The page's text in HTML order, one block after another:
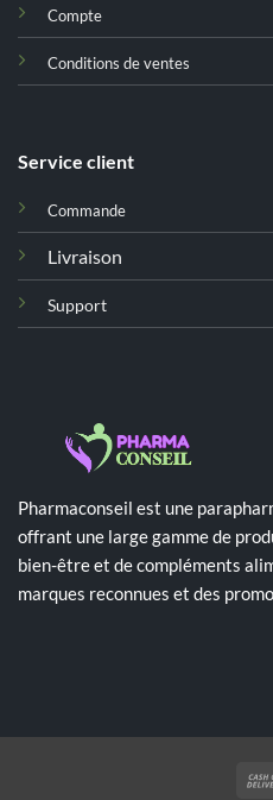
Compte
Conditions de ventes
Service client
Commande
Livraison
Support
Pharmaconseil est une
offrant une large gamme de
bien-être et de compléments
marques reconnues et des